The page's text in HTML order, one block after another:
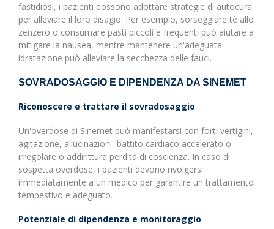
fastidiosi, i pazienti possono adottare strategie di autocura
per alleviare il loro disagio. Per esempio, sorseggiare tè allo
zenzero o consumare pasti piccoli e frequenti può aiutare a
mitigare la nausea, mentre mantenere un'adeguata
idratazione può alleviare la secchezza delle fauci.
SOVRADOSAGGIO E DIPENDENZA DA SINEMET
Riconoscere e trattare il sovradosaggio
Un'overdose di Sinemet può manifestarsi con forti vertigini,
agitazione, allucinazioni, battito cardiaco accelerato o
irregolare o addirittura perdita di coscienza. In caso di
sospetta overdose, i pazienti devono rivolgersi
immediatamente a un medico per garantire un trattamento
tempestivo e adeguato.
Potenziale di dipendenza e monitoraggio